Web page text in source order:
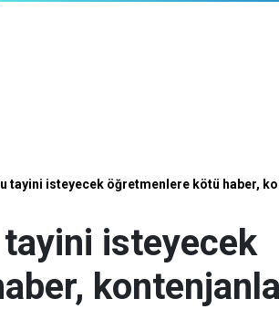
tayini isteyecek öğretmenlere kötü haber,
tayini isteyecek